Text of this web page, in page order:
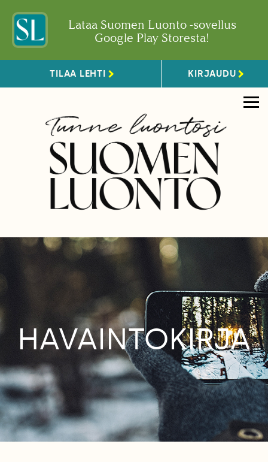
Lataa Suomen Luonto -sovellus
Google Play Storesta!
TILAA LEHTI KIRJAUDU
HAVAINTOKIRJA